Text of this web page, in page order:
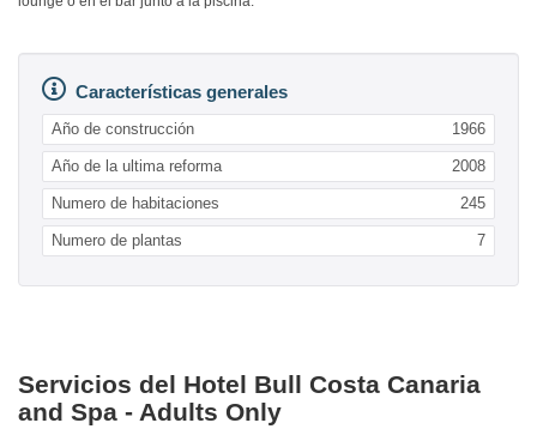
Características generales
Año de construcción 1966
Año de la ultima reforma 2008
Numero de habitaciones 245
Numero de plantas 7
Servicios del Hotel Bull Costa Canaria
and Spa - Adults Only